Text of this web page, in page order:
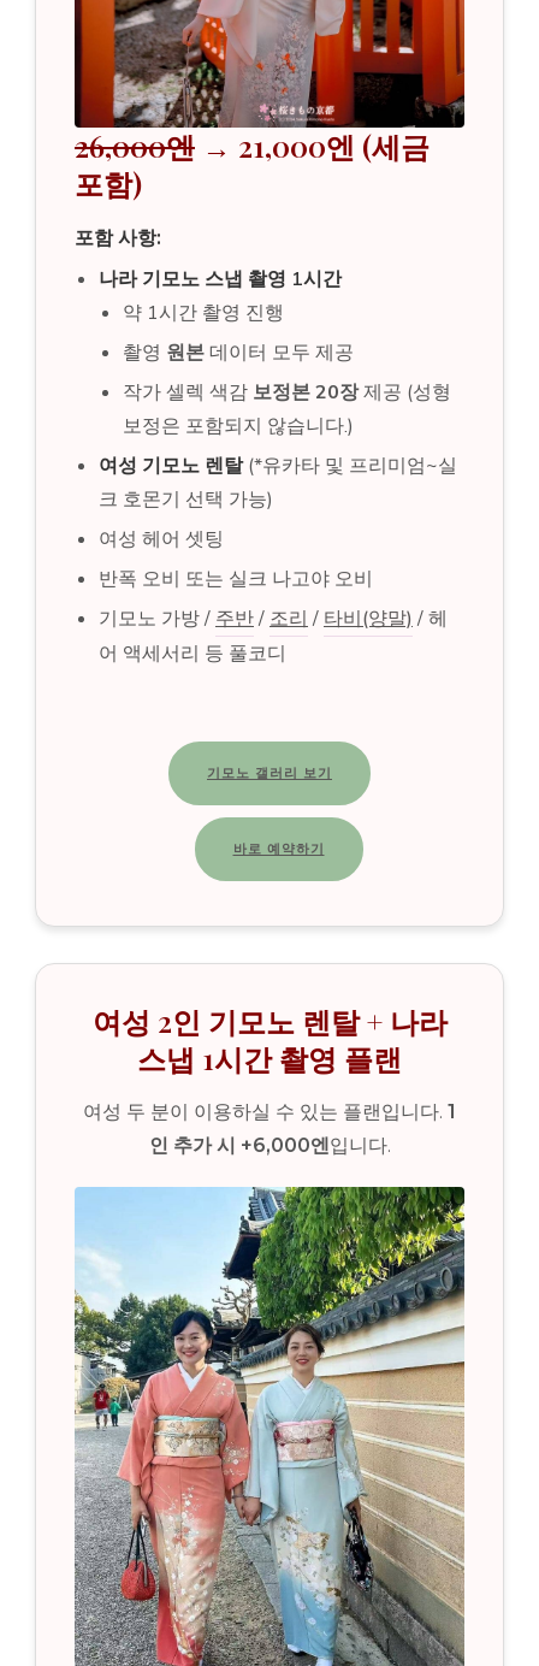
26,000엔 → 21,000엔 (세금
포함)
포함 사항:
나라 기모노 스냅 촬영 1시간
약 1시간 촬영 진행
촬영 원본데이터 모두 제공
작가 셀렉 색감 보정본 20장제공 (성형
보정은 포함되지 않습니다.)
여성 기모노 렌탈(*유카타 및 프리미엄~실
크 호몬기 선택 가능)
여성 헤어 셋팅
반폭 오비 또는 실크 나고야 오비
기모노 가방 / 주반/ 조리 / 타비(양말) / 헤
어 액세서리 등 풀코디
기모노 갤러리 보기
바로 예약하기
여성 2인 기모노 렌탈 + 나라
스냅 1시간 촬영 플랜
여성 두 분이 이용하실 수 있는 플랜입니다. 1
인 추가 시 +6,000엔입니다.